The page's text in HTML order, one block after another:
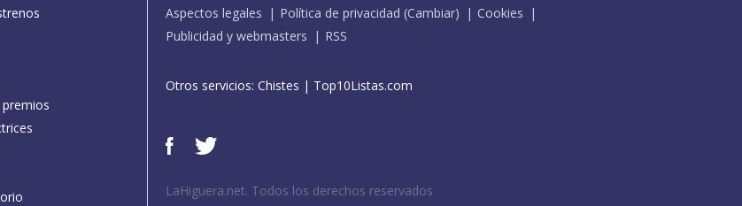
Aspectos legales
Política de privacidad (Cambiar)
Cookies
Publicidad y webmasters
RSS
Otros servicios: Chistes | Top10Listas.com
LaHiguera.net. Todos los derechos reservados